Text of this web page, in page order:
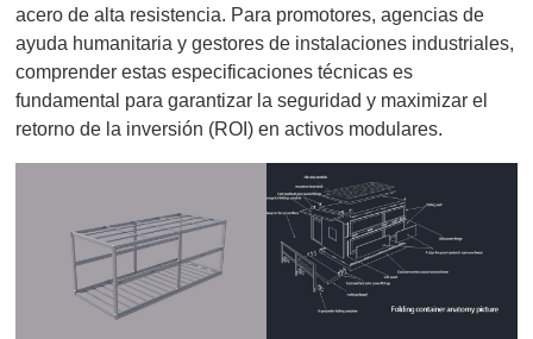
acero de alta resistencia. Para promotores, agencias de
ayuda humanitaria y gestores de instalaciones industriales,
comprender estas especificaciones técnicas es
fundamental para garantizar la seguridad y maximizar el
retorno de la inversión (ROI) en activos modulares.